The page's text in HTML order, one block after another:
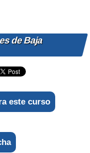
de Baja
este curso